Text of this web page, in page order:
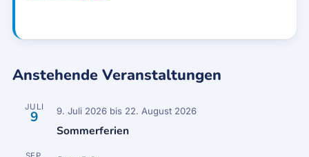
Anstehende Veranstaltungen
JULI
9 9. Juli 2026bis 22. August 2026
Sommerferien